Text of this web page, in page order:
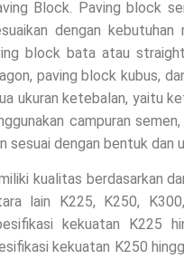
Block. Paving block
dengan kebutuhan
block bata atau
paving block kubus,
ukuran ketebalan, yaitu
campuran
sesuai dengan bentuk dan
kualitas berdasarkan
lain K225, K250,
kekuatan K225
kekuatan K250